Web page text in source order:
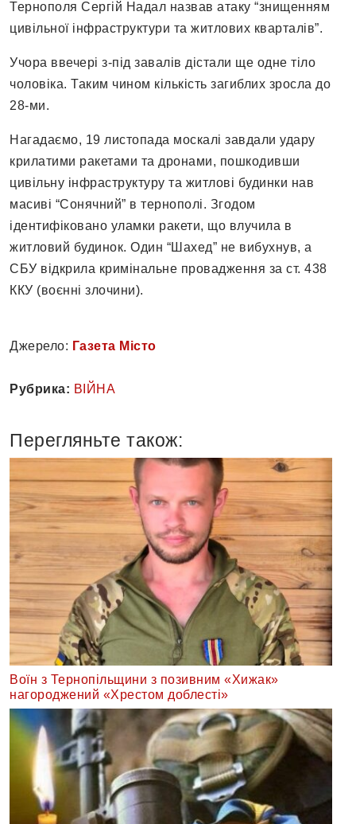
Тернополя Сергій Надал назвав атаку “знищенням
цивільної інфраструктури та житлових кварталів”.
Учора ввечері з-під завалів дістали ще одне тіло
чоловіка. Таким чином кількість загиблих зросла до
28-ми.
Нагадаємо, 19 листопада москалі завдали удару
крилатими ракетами та дронами, пошкодивши
цивільну інфраструктуру та житлові будинки нав
масиві “Сонячний” в тернополі. Згодом
ідентифіковано уламки ракети, що влучила в
житловий будинок. Один “Шахед” не вибухнув, а
СБУ відкрила кримінальне провадження за ст. 438
ККУ (воєнні злочини).
Джерело: Газета Місто
Рубрика: ВІЙНА
Перегляньте також:
Воїн з Тернопільщини з позивним «Хижак»
нагороджений «Хрестом доблесті»